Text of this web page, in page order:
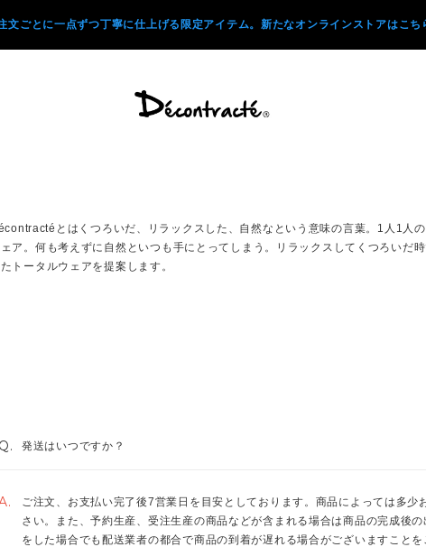
文ごとに一点ずつ丁寧に仕上げる限定アイテム。新たなオンラインストアはこ
とはくつろいだ、リラックスした、自然なという意味の言葉。1人1人
ア。何も考えずに自然といつも手にとってしまう。リラックスしてくつろいだ
トータルウェアを提案します。
発送はいつですか？
ご注文、お支払い完了後7営業日を目安としております。商品によっては多
さい。また、予約生産、受注生産の商品などが含まれる場合は商品の完成後
をした場合でも配送業者の都合で商品の到着が遅れる場合がございますこと